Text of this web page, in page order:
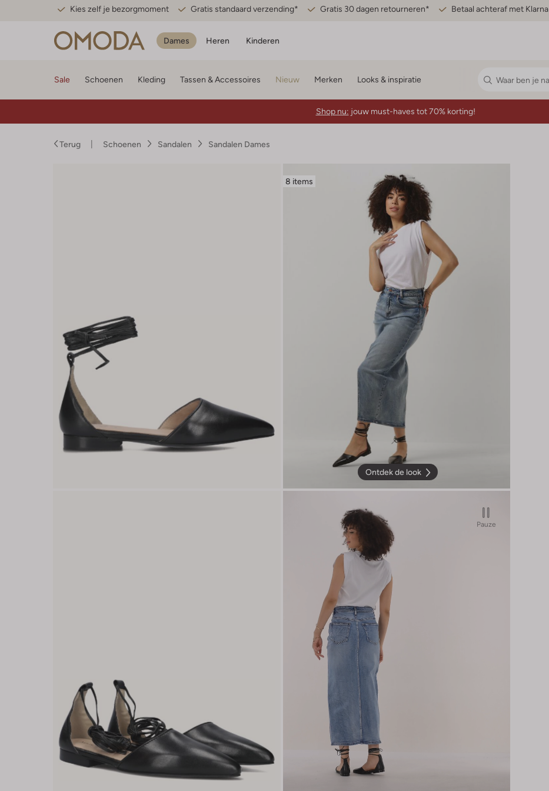
Kies zelf je bezorgmoment Gratis standaard verzending* Gratis 30 dagen retourneren* Betaal achteraf met Klarna
Dames Heren Kinderen
Sale Schoenen Kleding Tassen & Accessoires Nieuw Merken Looks & inspiratie
Shop nu: jouw must-haves tot 70% korting!
Terug Schoenen Sandalen Sandalen Dames
8 items
Ontdek de look
Pauze